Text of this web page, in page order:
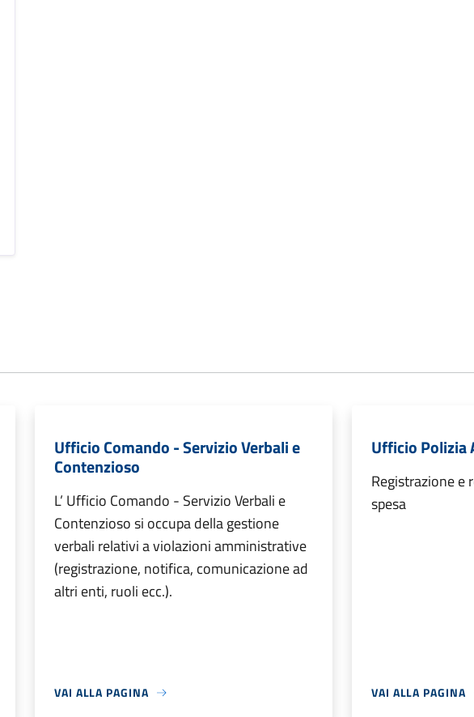
Ufficio Comando - Servizio Verbali e
Contenzioso
L’ Ufficio Comando - Servizio Verbali e
Contenzioso si occupa della gestione
verbali relativi a violazioni amministrative
(registrazione, notifica, comunicazione ad
altri enti, ruoli ecc.).
VAI ALLA PAGINA
Ufficio Polizia
Registrazione e
spesa
VAI ALLA PAGINA